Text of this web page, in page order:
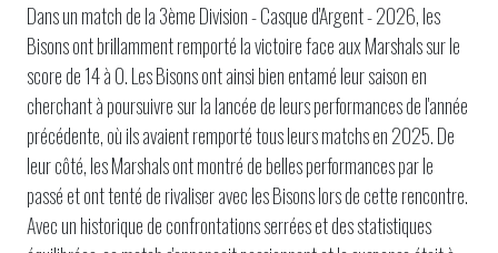
Dans un match de la 3ème Division - Casque d'Argent - 2026, les
Bisons ont brillamment remporté la victoire face aux Marshals sur le
score de 14 à 0. Les Bisons ont ainsi bien entamé leur saison en
cherchant à poursuivre sur la lancée de leurs performances de l'année
précédente, où ils avaient remporté tous leurs matchs en 2025. De
leur côté, les Marshals ont montré de belles performances par le
passé et ont tenté de rivaliser avec les Bisons lors de cette rencontre.
Avec un historique de confrontations serrées et des statistiques